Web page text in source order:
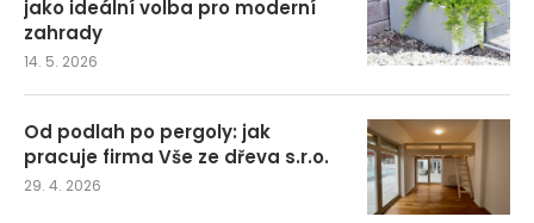
jako ideální volba pro moderní
zahrady
14. 5. 2026
Od podlah po pergoly: jak
pracuje firma Vše ze dřeva s.r.o.
29. 4. 2026